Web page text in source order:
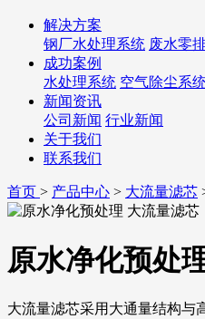
解决方案
钢厂水处理系统 废水零
成功案例
水处理系统 空气除尘系
新闻资讯
公司新闻 行业新闻
关于我们
联系我们
首页 > 产品中心 > 大流量滤芯
原水净化预处
大流量滤芯采用大通量结构与